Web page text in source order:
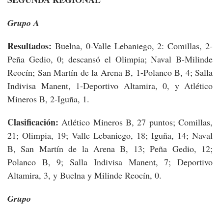
Grupo A
Resultados: Buelna, 0-Valle Lebaniego, 2: Comillas, 2-
Peña Gedio, 0; descansó el Olimpia; Naval B-Milinde
Reocín; San Martín de la Arena B, 1-Polanco B, 4; Salla
Indivisa Manent, 1-Deportivo Altamira, 0, y Atlético
Mineros B, 2-Iguña, 1.
Clasificación:Atlético Mineros B, 27 puntos; Comillas,
21; Olimpia, 19; Valle Lebaniego, 18; Iguña, 14; Naval
B, San Martín de la Arena B, 13; Peña Gedio, 12;
Polanco B, 9; Salla Indivisa Manent, 7; Deportivo
Altamira, 3, y Buelna y Milinde Reocín, 0.
Grupo